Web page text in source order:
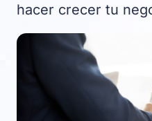
hacer crecer tu